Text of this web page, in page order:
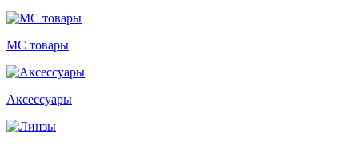
МС товары
Аксессуары